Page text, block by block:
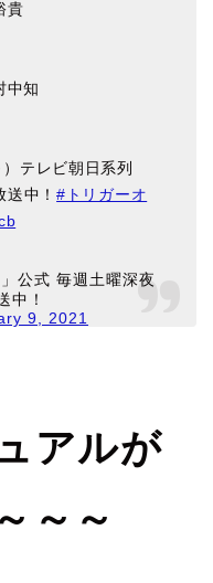
貴
中知
テレビ朝日系列
送中！#トリガーオ
公式 毎週土曜深夜
中！
9, 2021
アルが
～～